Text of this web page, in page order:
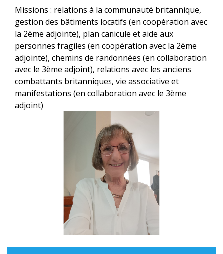
Missions : relations à la communauté britannique,
gestion des bâtiments locatifs (en coopération avec
la 2ème adjointe), plan canicule et aide aux
personnes fragiles (en coopération avec la 2ème
adjointe), chemins de randonnées (en collaboration
avec le 3ème adjoint), relations avec les anciens
combattants britanniques, vie associative et
manifestations (en collaboration avec le 3ème
adjoint)